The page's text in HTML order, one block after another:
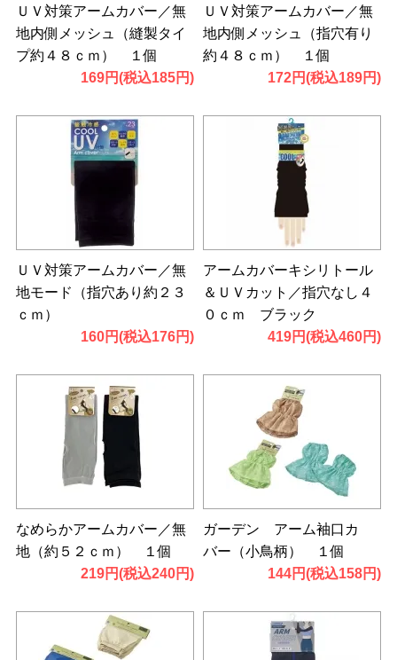
ＵＶ対策アームカバー／無
地内側メッシュ（縫製タイ
プ約４８ｃｍ） １個
169円(税込185円)
ＵＶ対策アームカバー／無
地内側メッシュ（指穴有り
約４８ｃｍ） １個
172円(税込189円)
ＵＶ対策アームカバー／無
地モード（指穴あり約２３
ｃｍ）
160円(税込176円)
アームカバーキシリトール
＆ＵＶカット／指穴なし４
０ｃｍ ブラック
419円(税込460円)
なめらかアームカバー／無
地（約５２ｃｍ） １個
219円(税込240円)
ガーデン アーム袖口カ
バー（小鳥柄） １個
144円(税込158円)